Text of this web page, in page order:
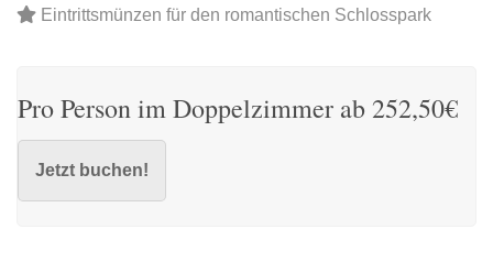
Eintrittsmünzen für den romantischen Schlosspark
Pro Person im Doppelzimmer ab 252,50€
Jetzt buchen!